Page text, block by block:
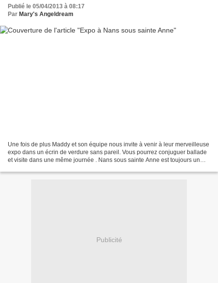
Publié le 05/04/2013 à 08:17
Par Mary's Angeldream
Une fois de plus Maddy et son équipe nous invite à venir à leur merveilleuse
expo dans un écrin de verdure sans pareil. Vous pourrez conjuguer ballade
et visite dans une même journée . Nans sous sainte Anne est toujours un
Publicité